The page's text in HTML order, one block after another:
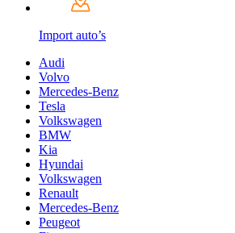
Import auto’s
Audi
Volvo
Mercedes-Benz
Tesla
Volkswagen
BMW
Kia
Hyundai
Volkswagen
Renault
Mercedes-Benz
Peugeot